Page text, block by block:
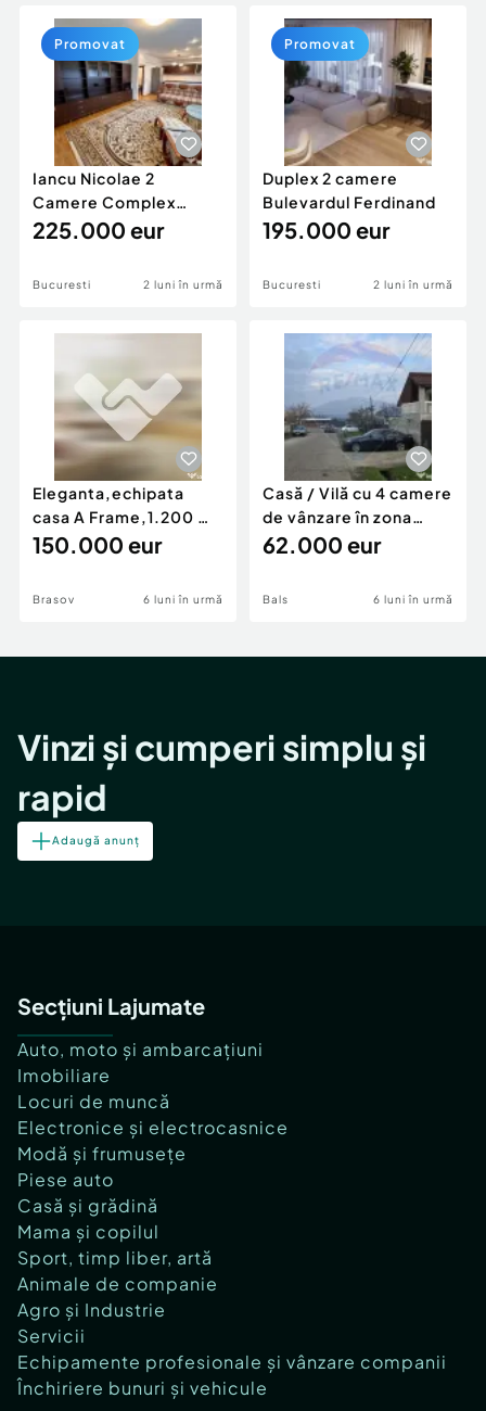
Servicii
Animale de companie
Afaceri și echipamente profesionale
Inchiriere Bunuri si Vehicule
Utilaje agricole si industriale
Piese auto si accesorii
Dacia Duster
Iancu Nicolae 2
Camere Complex
Rezidential Premium
225.000 eur
Bucuresti 2 luni în urmă
Promovat
Duplex 2 camere
Bulevardul Ferdinand
195.000 eur
Bucuresti 2 luni în urmă
Promovat
Eleganta,echipata
casa A Frame,1.200 mp
teren,deschidere Pia
150.000 eur
Brasov 6 luni în urmă
Casă / Vilă cu 4 camere
de vânzare în zona
Periferie
62.000 eur
Bals 6 luni în urmă
Vinzi și cumperi simplu și
rapid
Adaugă anunț
Secțiuni Lajumate
Auto, moto și ambarcațiuni
Imobiliare
Locuri de muncă
Electronice și electrocasnice
Modă și frumusețe
Piese auto
Casă și grădină
Mama și copilul
Sport, timp liber, artă
Animale de companie
Agro și Industrie
Servicii
Echipamente profesionale și vânzare companii
Închiriere bunuri și vehicule